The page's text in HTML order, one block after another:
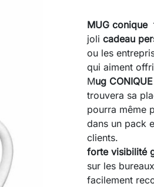
MUG
joli cadeau
ou les
qui aiment
Mug
trouvera sa
pourra même
dans un pack
clients.
forte visibilité
sur les
facilement